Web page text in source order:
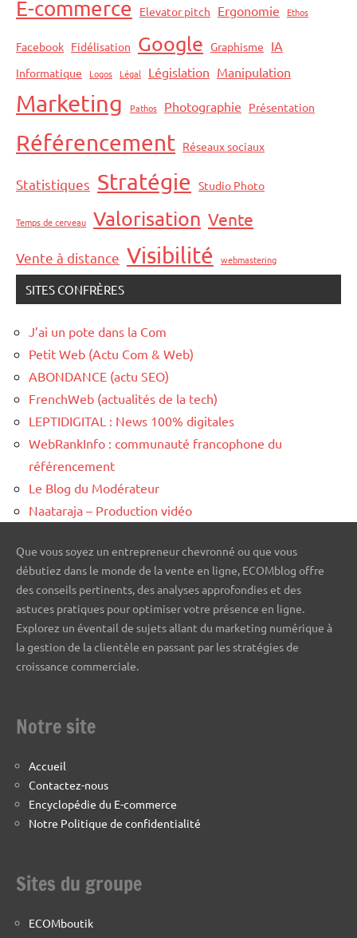
E-commerce Elevator pitch Ergonomie Ethos
Facebook Fidélisation Google Graphisme IA
Informatique Logos Légal Législation Manipulation
Marketing Pathos Photographie Présentation
Référencement Réseaux sociaux
Statistiques Stratégie Studio Photo
Temps de cerveau Valorisation Vente
Vente à distance Visibilité webmastering
SITES CONFRÈRES
J’ai un pote dans la Com
Petit Web (Actu Com & Web)
ABONDANCE (actu SEO)
FrenchWeb (actualités de la tech)
LEPTIDIGITAL : News 100% digitales
WebRankInfo : communauté francophone du
référencement
Le Blog du Modérateur
Naataraja – Production vidéo
Que vous soyez un entrepreneur chevronné ou que vous
débutiez dans le monde de la vente en ligne, ECOMblog offre
des conseils pertinents, des analyses approfondies et des
astuces pratiques pour optimiser votre présence en ligne.
Explorez un éventail de sujets allant du marketing numérique à
la gestion de la clientèle en passant par les stratégies de
croissance commerciale.
Notre site
Accueil
Contactez-nous
Encyclopédie du E-commerce
Notre Politique de confidentialité
Sites du groupe
ECOMboutik